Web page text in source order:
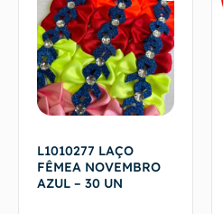
L1010277 LAÇO
FÊMEA NOVEMBRO
AZUL – 30 UN